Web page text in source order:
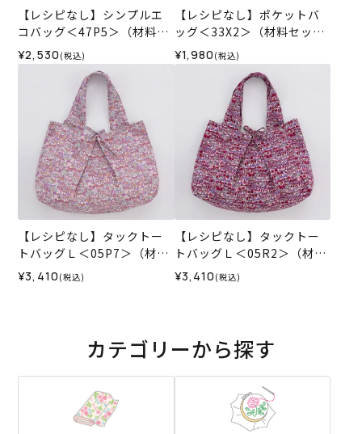
【レシピなし】シンプルエ
コバッグ＜47P5＞（材料セ
ット）
¥2,530 (税込)
【レシピなし】ポケットバ
ッグ＜33X2＞（材料セッ
ト）
¥1,980 (税込)
【レシピなし】タックトー
トバッグＬ＜05P7＞（材料
セット）
¥3,410 (税込)
【レシピなし】タックトー
トバッグＬ＜05R2＞（材料
セット）
¥3,410 (税込)
カテゴリーから探す